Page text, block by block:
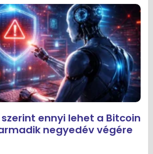
szerint ennyi lehet a Bitcoin
negyedév végére